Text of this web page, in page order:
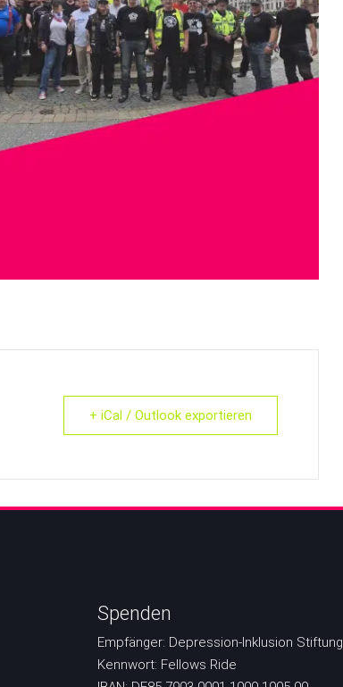
+ iCal / Outlook exportieren
Spenden
Empfänger: Depression-Inklusion Stiftung
Kennwort: Fellows Ride